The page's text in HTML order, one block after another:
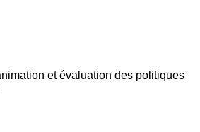
et évaluation des politiques